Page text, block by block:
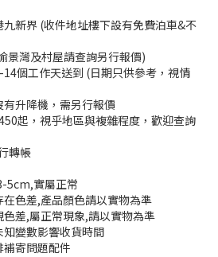
新界 (收件地址樓下設有免費泊車&不
景灣及村屋請查詢另行報價)
個工作天送到 (日期只供參考，視情
升降機，需另行報價
起，視乎地區與複雜程度，歡迎查詢
轉帳
5cm,實屬正常
色差,產品顏色請以實物為準
差,屬正常現象,請以實物為準
變數影響收貨時間
寄問題配件